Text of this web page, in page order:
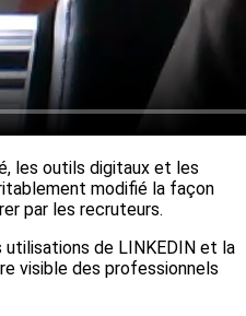
les outils digitaux et les
modifié la façon
par les recruteurs.
de LINKEDIN et la
visible des professionnels